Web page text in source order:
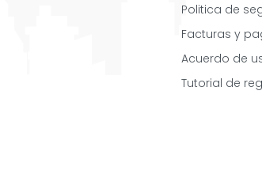
Politica de
Facturas y
Acuerdo de
Tutorial de